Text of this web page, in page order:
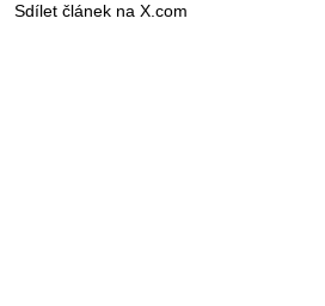
Sdílet článek na X.com